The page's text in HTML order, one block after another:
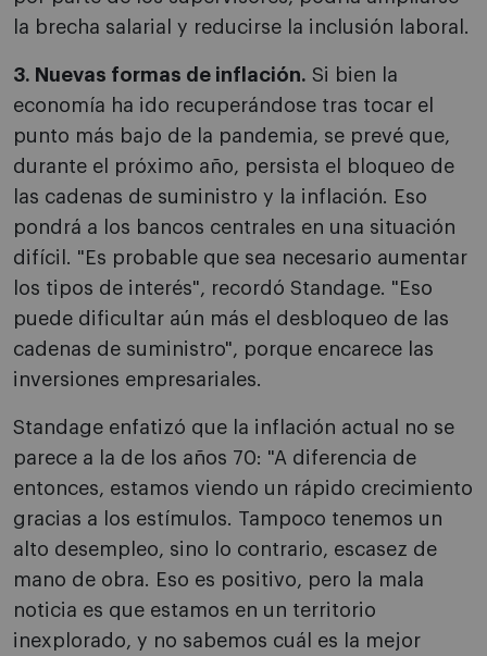
la brecha salarial y reducirse la inclusión laboral.
3. Nuevas formas de inflación. Si bien la
economía ha ido recuperándose tras tocar el
punto más bajo de la pandemia, se prevé que,
durante el próximo año, persista el bloqueo de
las cadenas de suministro y la inflación. Eso
pondrá a los bancos centrales en una situación
difícil. "Es probable que sea necesario aumentar
los tipos de interés", recordó Standage. "Eso
puede dificultar aún más el desbloqueo de las
cadenas de suministro", porque encarece las
inversiones empresariales.
Standage enfatizó que la inflación actual no se
parece a la de los años 70: "A diferencia de
entonces, estamos viendo un rápido crecimiento
gracias a los estímulos. Tampoco tenemos un
alto desempleo, sino lo contrario, escasez de
mano de obra. Eso es positivo, pero la mala
noticia es que estamos en un territorio
inexplorado, y no sabemos cuál es la mejor